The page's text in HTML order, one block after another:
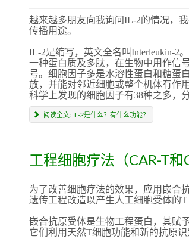
越来越多朋友向我询问IL-2的情况，
传播用途。
IL-2是缩写，英文全名叫Interleukin-2
一种蛋白质及多肽，在生物中用作信
号。细胞因子多是水溶性蛋白和糖蛋
放，并能对邻近细胞或整个机体有作
科学上发现的细胞因子有38种之多，
阅读全文: IL-2是什么？有什么功能？
工程细胞疗法（CAR-T和
为了改善细胞疗法的效果，应用嵌合
遗传工程改造以产生人工细胞受体的T
嵌合抗原受体是生物工程蛋白，其赋
它们利用天然T细胞功能和新的抗原识